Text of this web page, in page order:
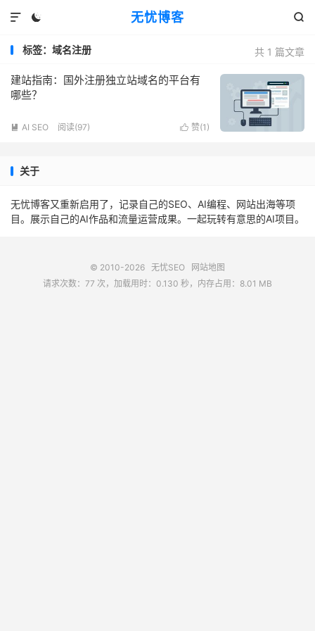
无忧博客
 

共 1 篇文章
标签：域名注册
建站指南：国外注册独立站域名的平台有
哪些？
 赞(1 )
 AI SEO 阅读(97)
关于
无忧博客又重新启用了，记录自己的SEO、AI编程、网站出海等项
目。展示自己的AI作品和流量运营成果。一起玩转有意思的AI项目。
© 2010-2026 无忧SEO
网站地图
请求次数：77 次，加载用时：0.130 秒，内存占用：8.01 MB